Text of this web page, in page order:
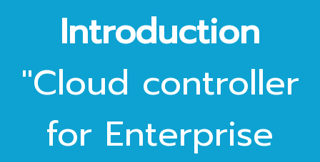
Introduction
"Cloud controller
for Enterprise